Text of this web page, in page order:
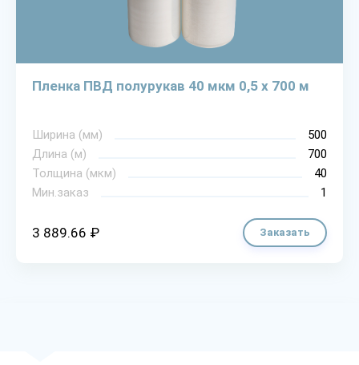
Пленка ПВД полурукав 40 мкм 0,5 х 700 м
Ширина (мм)
500
Длина (м)
700
Толщина (мкм)
40
Мин.заказ
1
3 889.66 ₽ Заказать